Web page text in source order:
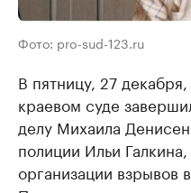
Фото: pro-sud-123.ru
В пятницу, 27
краевом суде
делу Михаила
полиции Ильи
организации взрывов